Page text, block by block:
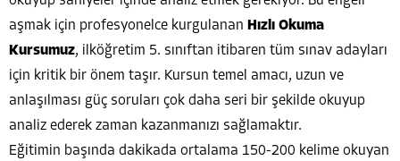
aşmak için profesyonelce kurgulanan Hızlı Okuma
Kursumuz, ilköğretim 5. sınıftan itibaren tüm sınav adayları
için kritik bir önem taşır. Kursun temel amacı, uzun ve
anlaşılması güç soruları çok daha seri bir şekilde okuyup
analiz ederek zaman kazanmanızı sağlamaktır.
Eğitimin başında dakikada ortalama 150-200 kelime okuyan